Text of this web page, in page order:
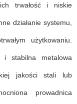
trwałość i niskie
działanie systemu,
użytkowaniu.
i stabilna metalowa
jakości stali lub
prowadnica